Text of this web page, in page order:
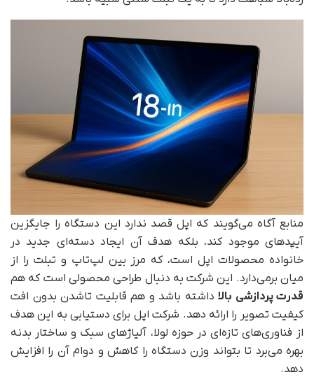
منابع آگاه می‌گویند که اپل قصد ندارد این دستگاه را جایگزین
آیپدهای موجود کند، بلکه هدف آن ایجاد دسته‌ای جدید در
خانواده محصولات اپل است، که مرز بین لپ‌تاپ و تبلت را از
میان برمی‌دارد. این شرکت به دنبال طراحی محصولی است که هم
قدرت پردازشی بالا داشته باشد و هم قابلیت تاشدن بدون افت
کیفیت تصویر را ارائه دهد. شرکت اپل برای دستیابی به این هدف
از فناوری‌های تازه‌ای در حوزه لولا، آلیاژهای سبک و ساختار بدنه
بهره می‌برد تا بتواند وزن دستگاه را کاهش و دوام آن را افزایش
دهد.